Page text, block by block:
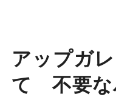
アップガ
て 不要な